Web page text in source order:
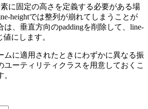
に固定の高さを定義する必要がある場
heightでは整列が崩れてしまうことが
は、垂直方向のpaddingを削除して、 line-
値にします。
ムに適用されたときにわずかに異なる振
ユーティリティクラスを用意しておくこ